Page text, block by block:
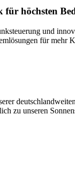
für höchsten
und
für mehr
zu unseren